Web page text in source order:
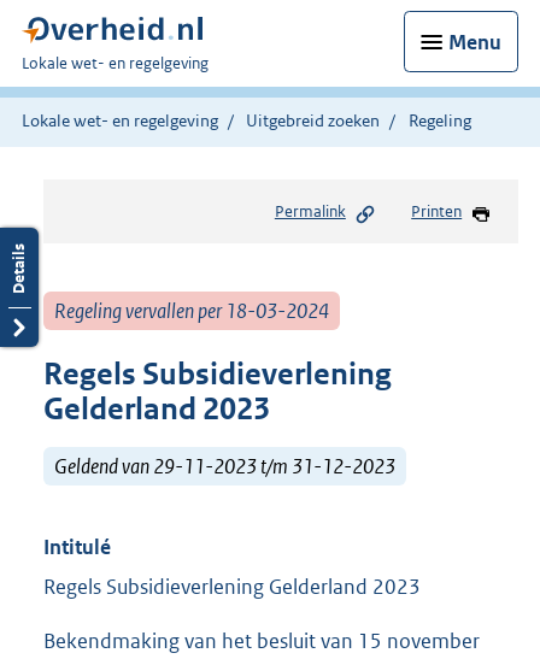
Menu
U
bent
hier:
Lokale wet- en regelgeving
Lokale wet- en regelgeving Uitgebreid zoeken Regeling
Permalink Printen
Regeling vervallen per 18-03-2024
Regels Subsidieverlening
Gelderland 2023
Geldend van 29-11-2023 t/m 31-12-2023
Intitulé
Regels Subsidieverlening Gelderland 2023
Bekendmaking van het besluit van 15 november